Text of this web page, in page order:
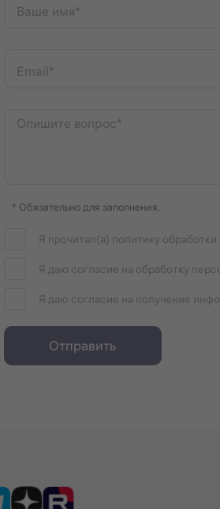
Ваше имя*
Email*
Опишите вопрос*
* Обязательно для заполнения.
Я прочитал(а) политику
Я даю согласие на обработку
Я даю согласие на получение
Отправить